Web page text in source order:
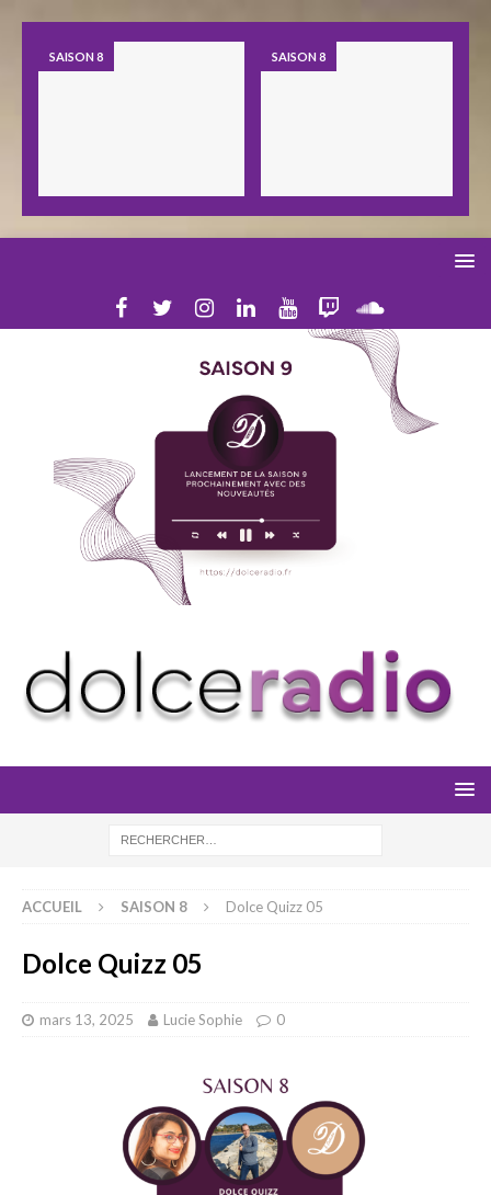
SAISON 8 SAISON 8
ACCUEIL SAISON 8 Dolce Quizz 05
Dolce Quizz 05
mars 13, 2025 Lucie Sophie 0